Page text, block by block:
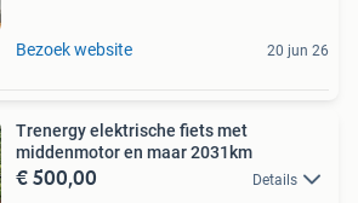
Bezoek website 20 jun 26
Trenergy elektrische fiets met
middenmotor en maar 2031km
€ 500,00 Details